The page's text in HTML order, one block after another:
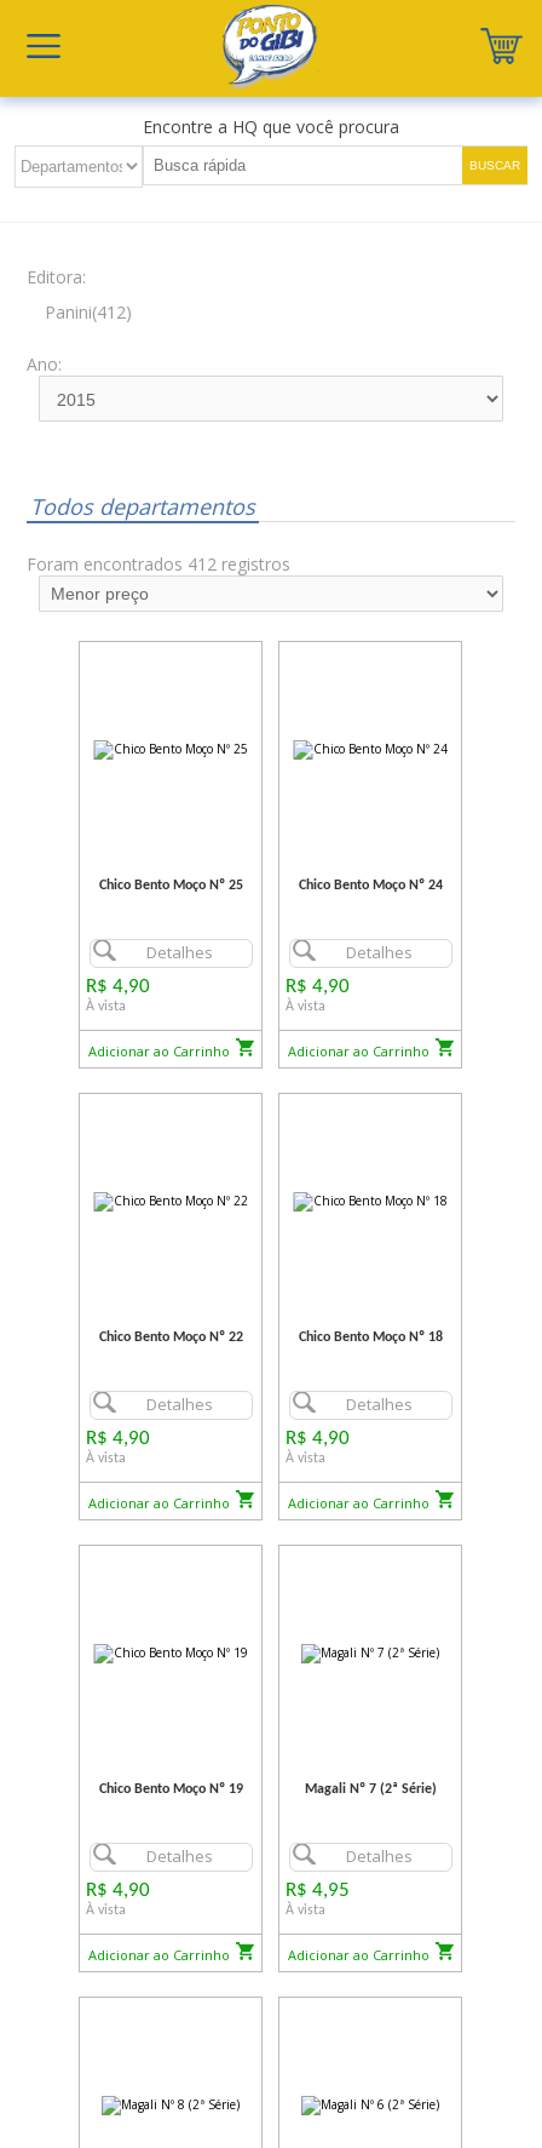
Encontre a HQ que você procura
Editora:
Panini(412)
Ano:
Todos departamentos
Foram encontrados 412 registros
Chico Bento Moço Nº 25
Detalhes
R$ 4,90
À vista
Adicionar ao Carrinho
Chico Bento Moço Nº 24
Detalhes
R$ 4,90
À vista
Adicionar ao Carrinho
Chico Bento Moço Nº 22
Detalhes
R$ 4,90
À vista
Adicionar ao Carrinho
Chico Bento Moço Nº 18
Detalhes
R$ 4,90
À vista
Adicionar ao Carrinho
Chico Bento Moço Nº 19
Detalhes
R$ 4,90
À vista
Adicionar ao Carrinho
Magali Nº 7 (2ª Série)
Detalhes
R$ 4,95
À vista
Adicionar ao Carrinho